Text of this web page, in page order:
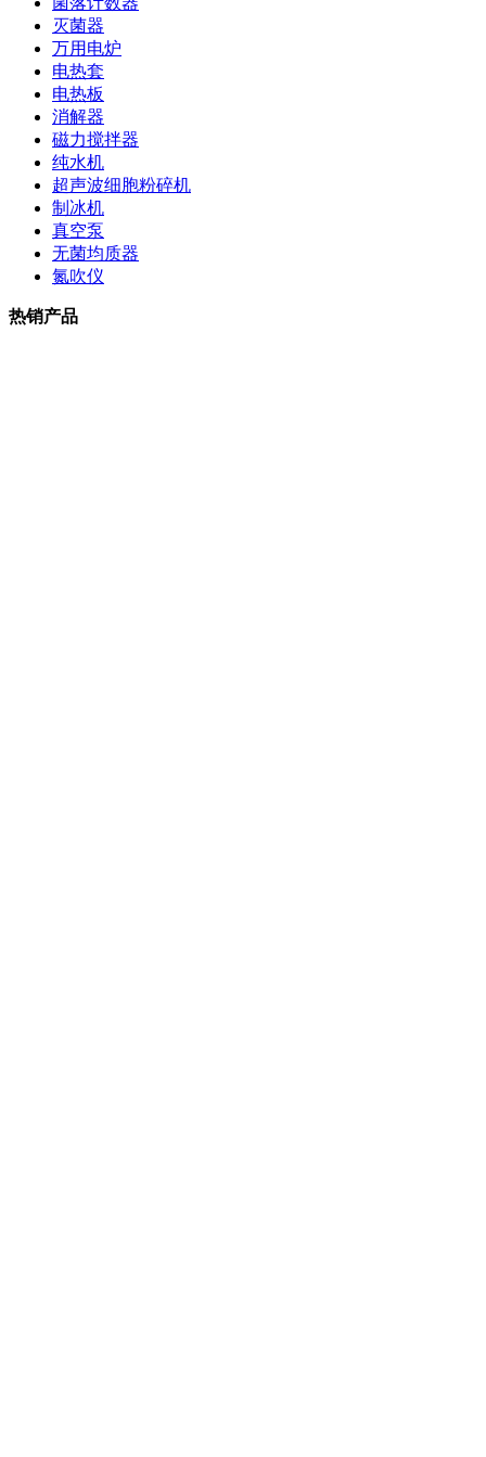
灭菌器
万用电炉
电热套
电热板
消解器
磁力搅拌器
纯水机
超声波细胞粉碎机
制冰机
真空泵
无菌均质器
氮吹仪
热销产品